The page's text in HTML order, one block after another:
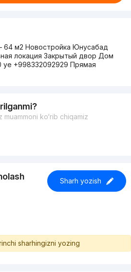
64 м2 Новостройка Юнусабад
локация Закрытый двор Дом
уе +998332092929 Прямая
ko‘rib chiqamiz
Sharh yozish
sharhingizni yozing